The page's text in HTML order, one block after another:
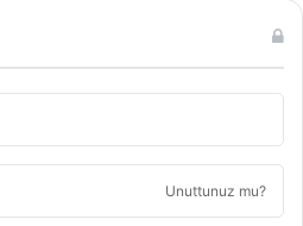
Unuttunuz mu?